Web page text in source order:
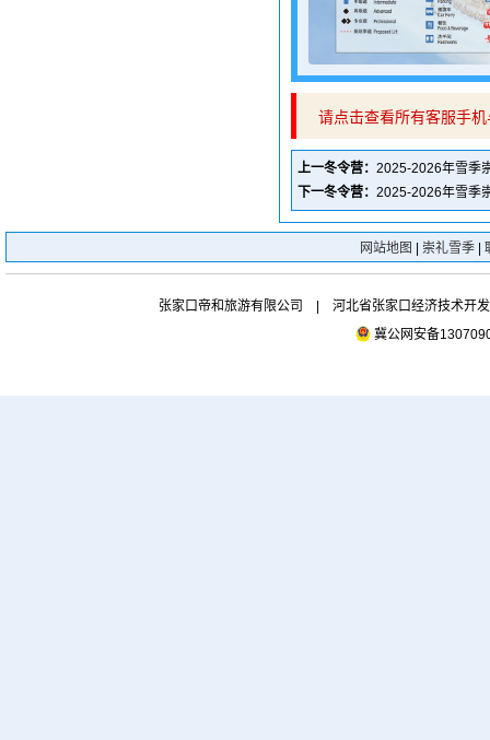
请点击查看所有客服手
上一冬令营： 2025-2026年雪季
下一冬令营： 2025-2026年雪季
网站地图 崇礼雪季|
张家口帝和旅游有限公司 | 河北省张家口经济技术开
冀公网安备